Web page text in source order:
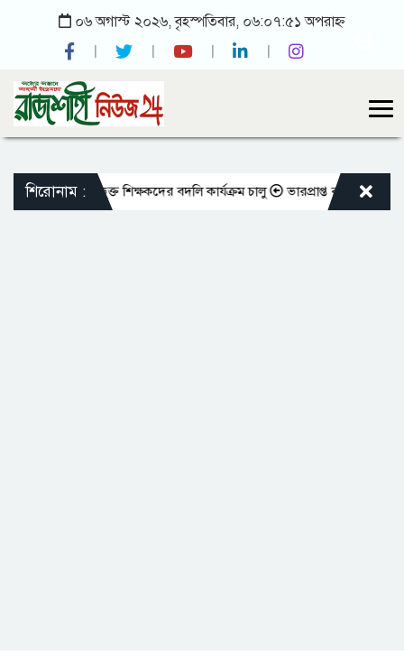
০৬ অগাস্ট ২০২৬, বৃহস্পতিবার, ০৬:০৭:৫১ অপরাহ্ন
শিরোনাম :
এমপিওভুক্ত শিক্ষকদের বদলি কার্যক্রম চালু ভারপ্রাপ্ত রাষ্ট্রপতিকে